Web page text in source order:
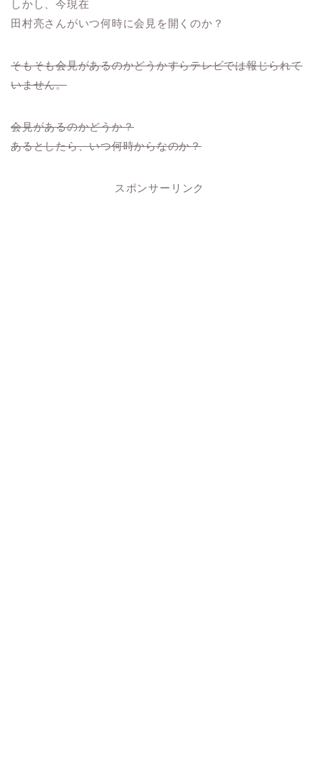
しかし、今現在
田村亮さんがいつ何時に会見を開くのか？
そもそも会見があるのかどうかすらテレビでは報じられて
いません。
会見があるのかどうか？
あるとしたら、いつ何時からなのか？
スポンサーリンク